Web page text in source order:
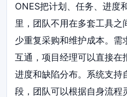
ONES把计划、任务、进度
里，团队不用在多套工具之
少重复采购和维护成本。需
互通，项目经理可以直接在
进度和缺陷分布。系统支持
段，团队可以根据自身流程